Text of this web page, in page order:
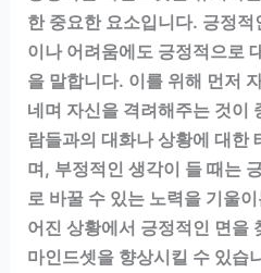
한 중요한 요소입니다. 긍정
이나 어려움에도 긍정적으로
을 말합니다. 이를 위해 먼저
네며 자신을 격려해주는 것이
람들과의 대화나 상황에 대한
며, 부정적인 생각이 들 때는
로 바꿀 수 있는 노력을 기울
어진 상황에서 긍정적인 면을
마인드셋을 향상시킬 수 있습